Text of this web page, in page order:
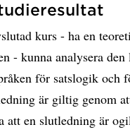
kurs - ha en
- kunna analysera
för satslogik
är giltig genom
att en slutledning är